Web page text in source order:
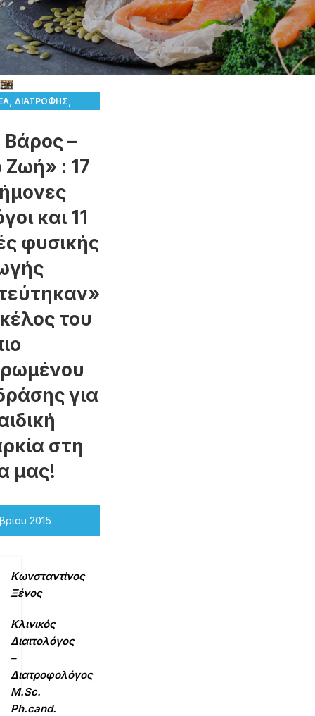
, ΔΙΑΤΡΟΦΉΣ,
–
Ζωή» : 17
και 11
φυσικής
του
για
στη
μας!
2015
Κωνσταντίνος
Ξένος
Κλινικός
Διαιτολόγος
–
Διατροφολόγος
M.Sc.
Ph.cand.